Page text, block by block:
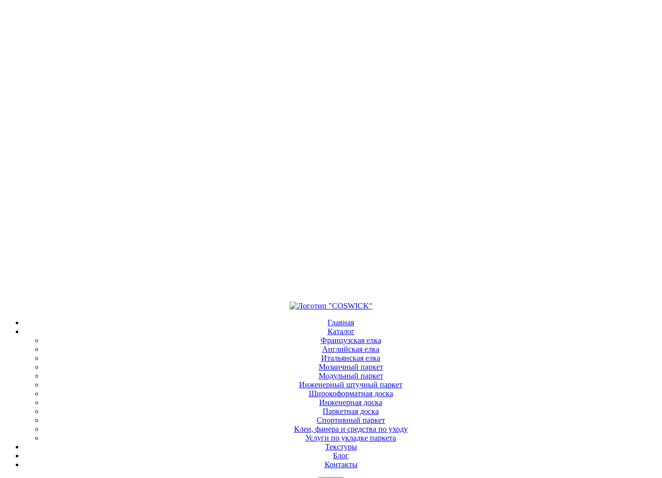
Главная
Каталог
Французская елка
Английская елка
Итальянская елка
Мозаичный паркет
Модульный паркет
Инженерный штучный паркет
Широкоформатная доска
Инженерная доска
Паркетная доска
Спортивный паркет
Клеи, фанера и средства по уходу
Услуги по укладке паркета
Текстуры
Блог
Контакты